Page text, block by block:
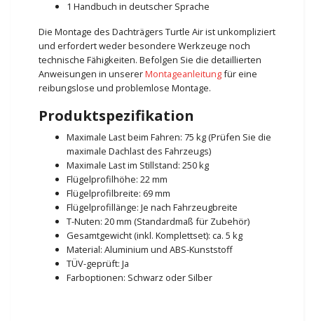
1 Handbuch in deutscher Sprache
Die Montage des Dachträgers Turtle Air ist unkompliziert
und erfordert weder besondere Werkzeuge noch
technische Fähigkeiten. Befolgen Sie die detaillierten
Anweisungen in unsererMontageanleitungfür eine
reibungslose und problemlose Montage.
Produktspezifikation
Maximale Last beim Fahren: 75 kg (Prüfen Sie die
maximale Dachlast des Fahrzeugs)
Maximale Last im Stillstand: 250 kg
Flügelprofilhöhe: 22 mm
Flügelprofilbreite: 69 mm
Flügelprofillänge: Je nach Fahrzeugbreite
T-Nuten: 20 mm (Standardmaß für Zubehör)
Gesamtgewicht (inkl. Komplettset): ca. 5 kg
Material: Aluminium und ABS-Kunststoff
TÜV-geprüft: Ja
Farboptionen: Schwarz oder Silber